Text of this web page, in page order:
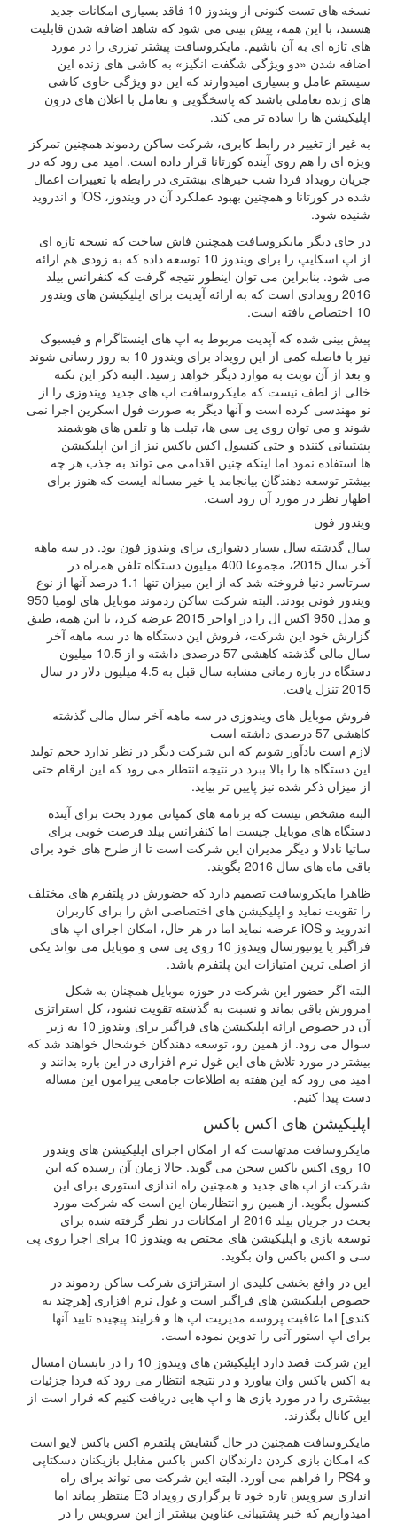
نسخه های تست کنونی از ویندوز 10 فاقد بسیاری امکانات جدید
هستند، با این همه، پیش بینی می شود که شاهد اضافه شدن قابلیت
های تازه ای به آن باشیم. مایکروسافت پیشتر تیزری را در مورد
اضافه شدن «دو ویژگی شگفت انگیز» به کاشی های زنده این
سیستم عامل و بسیاری امیدوارند که این دو ویژگی حاوی کاشی
های زنده تعاملی باشند که پاسخگویی و تعامل با اعلان های درون
اپلیکیشن ها را ساده تر می کند.
به غیر از تغییر در رابط کابری، شرکت ساکن ردموند همچنین تمرکز
ویژه ای را هم روی آینده کورتانا قرار داده است. امید می رود که در
جریان رویداد فردا شب خبرهای بیشتری در رابطه با تغییرات اعمال
شده در کورتانا و همچنین بهبود عملکرد آن در ویندوز، iOS و اندروید
شنیده شود.
در جای دیگر مایکروسافت همچنین فاش ساخت که نسخه تازه ای
از اپ اسکایپ را برای ویندوز 10 توسعه داده که به زودی هم ارائه
می شود. بنابراین می توان اینطور نتیجه گرفت که کنفرانس بیلد
2016 رویدادی است که به ارائه آپدیت برای اپلیکیشن های ویندوز
10 اختصاص یافته است.
پیش بینی شده که آپدیت مربوط به اپ های اینستاگرام و فیسبوک
نیز با فاصله کمی از این رویداد برای ویندوز 10 به روز رسانی شوند
و بعد از آن نوبت به موارد دیگر خواهد رسید. البته ذکر این نکته
خالی از لطف نیست که مایکروسافت اپ های جدید ویندوزی را از
نو مهندسی کرده است و آنها دیگر به صورت فول اسکرین اجرا نمی
شوند و می توان روی پی سی ها، تبلت ها و تلفن های هوشمند
پشتیبانی کننده و حتی کنسول اکس باکس نیز از این اپلیکیشن
ها استفاده نمود اما اینکه چنین اقدامی می تواند به جذب هر چه
بیشتر توسعه دهندگان بیانجامد یا خیر مساله ایست که هنوز برای
اظهار نظر در مورد آن زود است.
ویندوز فون
سال گذشته سال بسیار دشواری برای ویندوز فون بود. در سه ماهه
آخر سال 2015، مجموعا 400 میلیون دستگاه تلفن همراه در
سرتاسر دنیا فروخته شد که از این میزان تنها 1.1 درصد آنها از نوع
ویندوز فونی بودند. البته شرکت ساکن ردموند موبایل های لومیا 950
و مدل 950 اکس ال را در اواخر 2015 عرضه کرد، با این همه، طبق
گزارش خود این شرکت، فروش این دستگاه ها در سه ماهه آخر
سال مالی گذشته کاهشی 57 درصدی داشته و از 10.5 میلیون
دستگاه در بازه زمانی مشابه سال قبل به 4.5 میلیون دلار در سال
2015 تنزل یافت.
فروش موبایل های ویندوزی در سه ماهه آخر سال مالی گذشته
کاهشی 57 درصدی داشته است
لازم است یادآور شویم که این شرکت دیگر در نظر ندارد حجم تولید
این دستگاه ها را بالا ببرد در نتیجه انتظار می رود که این ارقام حتی
از میزان ذکر شده نیز پایین تر بیاید.
البته مشخص نیست که برنامه های کمپانی مورد بحث برای آینده
دستگاه های موبایل چیست اما کنفرانس بیلد فرصت خوبی برای
ساتیا نادلا و دیگر مدیران این شرکت است تا از طرح های خود برای
باقی ماه های سال 2016 بگویند.
ظاهرا مایکروسافت تصمیم دارد که حضورش در پلتفرم های مختلف
را تقویت نماید و اپلیکیشن های اختصاصی اش را برای کاربران
اندروید و iOS عرضه نماید اما در هر حال، امکان اجرای اپ های
فراگیر یا یونیورسال ویندوز 10 روی پی سی و موبایل می تواند یکی
از اصلی ترین امتیازات این پلتفرم باشد.
البته اگر حضور این شرکت در حوزه موبایل همچنان به شکل
امروزش باقی بماند و نسبت به گذشته تقویت نشود، کل استراتژی
آن در خصوص ارائه اپلیکیشن های فراگیر برای ویندوز 10 به زیر
سوال می رود. از همین رو، توسعه دهندگان خوشحال خواهند شد که
بیشتر در مورد تلاش های این غول نرم افزاری در این باره بدانند و
امید می رود که این هفته به اطلاعات جامعی پیرامون این مساله
دست پیدا کنیم.
اپلیکیشن های اکس باکس
مایکروسافت مدتهاست که از امکان اجرای اپلیکیشن های ویندوز
10 روی اکس باکس سخن می گوید. حالا زمان آن رسیده که این
شرکت از اپ های جدید و همچنین راه اندازی استوری برای این
کنسول بگوید. از همین رو انتظارمان این است که شرکت مورد
بحث در جریان بیلد 2016 از امکانات در نظر گرفته شده برای
توسعه بازی و اپلیکیشن های مختص به ویندوز 10 برای اجرا روی پی
سی و اکس باکس وان بگوید.
این در واقع بخشی کلیدی از استراتژی شرکت ساکن ردموند در
خصوص اپلیکیشن های فراگیر است و غول نرم افزاری [هرچند به
کندی] اما عاقبت پروسه مدیریت اپ ها و فرایند پیچیده تایید آنها
برای اپ استور آتی را تدوین نموده است.
این شرکت قصد دارد اپلیکیشن های ویندوز 10 را در تابستان امسال
به اکس باکس وان بیاورد و در نتیجه انتظار می رود که فردا جزئیات
بیشتری را در مورد بازی ها و اپ هایی دریافت کنیم که قرار است از
این کانال بگذرند.
مایکروسافت همچنین در حال گشایش پلتفرم اکس باکس لایو است
که امکان بازی کردن دارندگان اکس باکس مقابل بازیکنان دسکتاپی
و PS4 را فراهم می آورد. البته این شرکت می تواند برای راه
اندازی سرویس تازه خود تا برگزاری رویداد E3 منتظر بماند اما
امیدواریم که خبر پشتیبانی عناوین بیشتر از این سرویس را در